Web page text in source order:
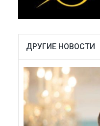
ДРУГИЕ НОВОСТИ